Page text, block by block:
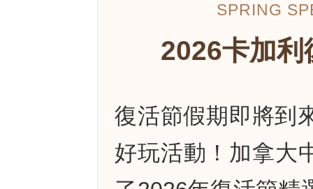
SPRING
2026卡加利
復活節假期即將到
好玩活動！加拿大